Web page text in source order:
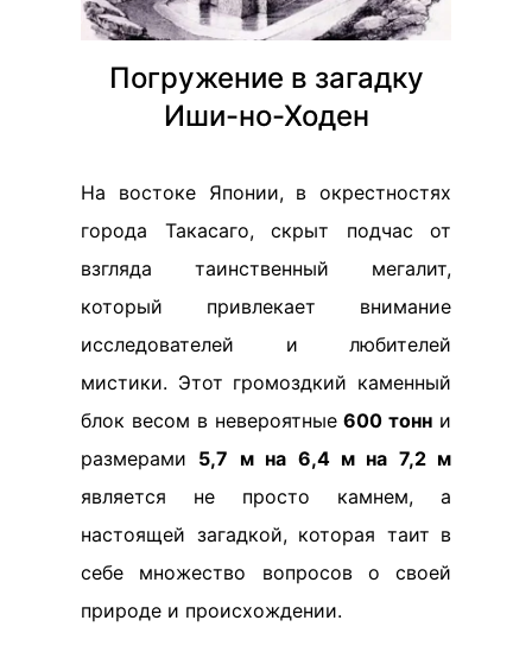
Погружение в загадку
Иши-но-Ходен
На востоке Японии, в окрестностях
города Такасаго, скрыт подчас от
взгляда таинственный мегалит,
который привлекает внимание
исследователей и любителей
мистики. Этот громоздкий каменный
блок весом в невероятные600 тонн и
размерами 5,7 м на 6,4 м на 7,2 м
является не просто камнем, а
настоящей загадкой, которая таит в
себе множество вопросов о своей
природе и происхождении.